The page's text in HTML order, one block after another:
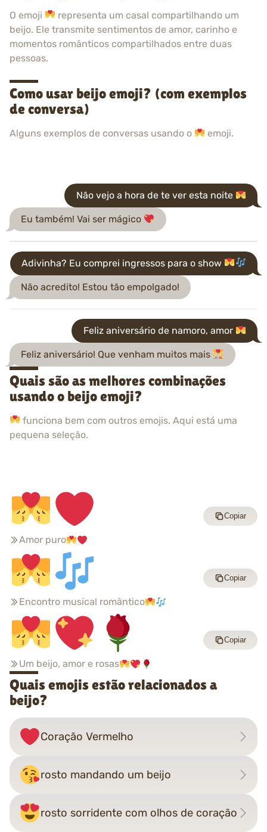
O emoji
representa um casal compartilhando um
beijo. Ele transmite sentimentos de amor, carinho e
momentos românticos compartilhados entre duas
pessoas.
Como usar beijo emoji? (com exemplos
de conversa)
Alguns exemplos de conversas usando o emoji.
Não vejo a hora de te ver esta noite
Eu também! Vai ser mágico
Adivinha? Eu comprei ingressos para o show
Não acredito! Estou tão empolgado!
Feliz aniversário de namoro, amor
Feliz aniversário! Que venham muitos mais
Quais são as melhores combinações
usando o beijo emoji?
funciona bem com outros emojis. Aqui está uma
pequena seleção.
Amor puro
Copiar
Encontro musical romântico
Copiar
Um beijo, amor e rosas
Copiar
Quais emojis estão relacionados a
beijo?
Coração Vermelho
rosto mandando um beijo
rosto sorridente com olhos de coração